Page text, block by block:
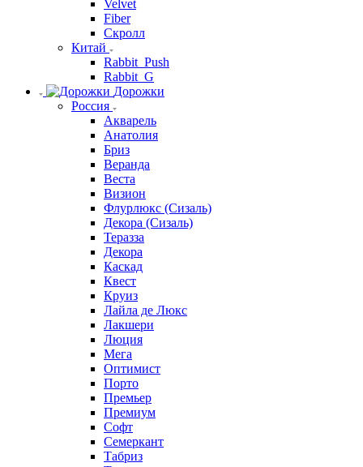
Velvet
Fiber
Скролл
Китай
Rabbit_Push
Rabbit_G
Дорожки
Россия
Акварель
Анатолия
Бриз
Веранда
Веста
Визион
Флурлюкс (Сизаль)
Декора (Сизаль)
Теразза
Декора
Каскад
Квест
Круиз
Лайла де Люкс
Лакшери
Люция
Мега
Оптимист
Порто
Премьер
Премиум
Софт
Семеркант
Табриз